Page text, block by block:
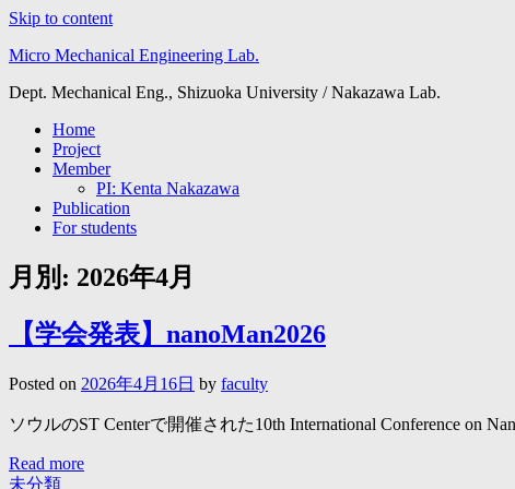
Skip to content
Micro Mechanical Engineering Lab.
Dept. Mechanical Eng., Shizuoka University / Nakazawa Lab.
Home
Project
Member
PI: Kenta Nakazawa
Publication
For students
月別: 2026年4月
【学会発表】nanoMan2026
Posted on 2026年4月16日 by faculty
ソウルのST Centerで開催された10th International Conference on
Read more
未分類